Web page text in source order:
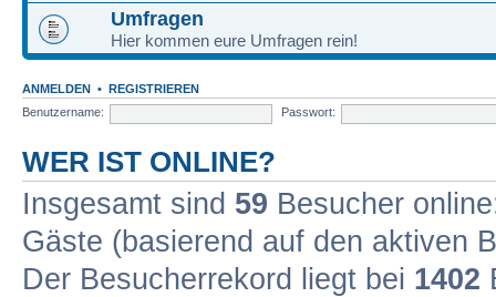
Umfragen
Hier kommen eure Umfragen rein!
ANMELDEN • REGISTRIEREN
Benutzername:
Passwort:
WER IST ONLINE?
Insgesamt sind 59 Besucher
Gäste (basierend auf den aktiven
Der Besucherrekord liegt bei 1402